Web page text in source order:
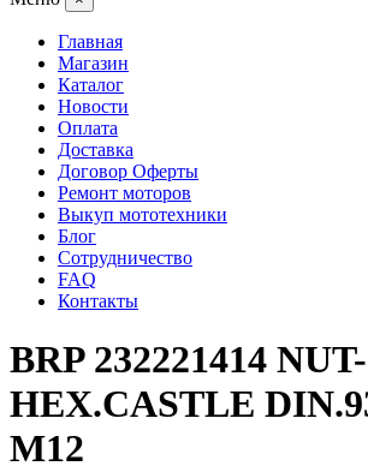
Главная
Магазин
Каталог
Новости
Оплата
Доставка
Договор Оферты
Ремонт моторов
Выкуп мототехники
Блог
Сотрудничество
FAQ
Контакты
BRP 232221414 NUT-
HEX.CASTLE
M12